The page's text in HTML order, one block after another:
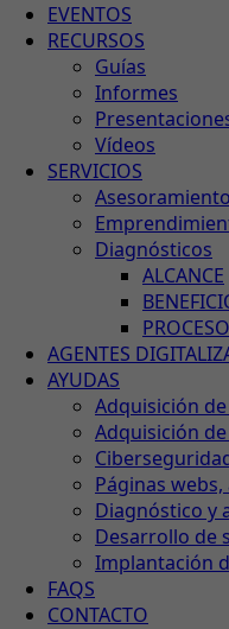
EVENTOS
RECURSOS
Guías
Informes
Vídeos
SERVICIOS
Asesoramiento
Diagnósticos
ALCANCE
PROCESO
AGENTES
AYUDAS
Adquisición
Adquisición
Páginas
Diagnóstico y
Desarrollo de
Implantación
FAQS
CONTACTO